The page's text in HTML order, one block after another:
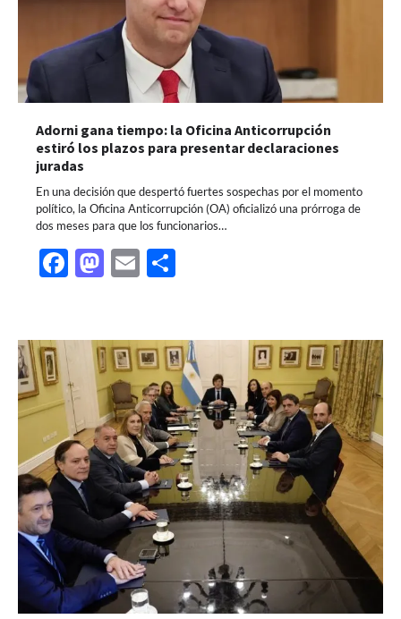
Adorni gana tiempo: la Oficina Anticorrupción
estiró los plazos para presentar declaraciones
juradas
En una decisión que despertó fuertes sospechas por el momento
político, la Oficina Anticorrupción (OA) oficializó una prórroga de
dos meses para que los funcionarios…
Facebook
Mastodon
Email